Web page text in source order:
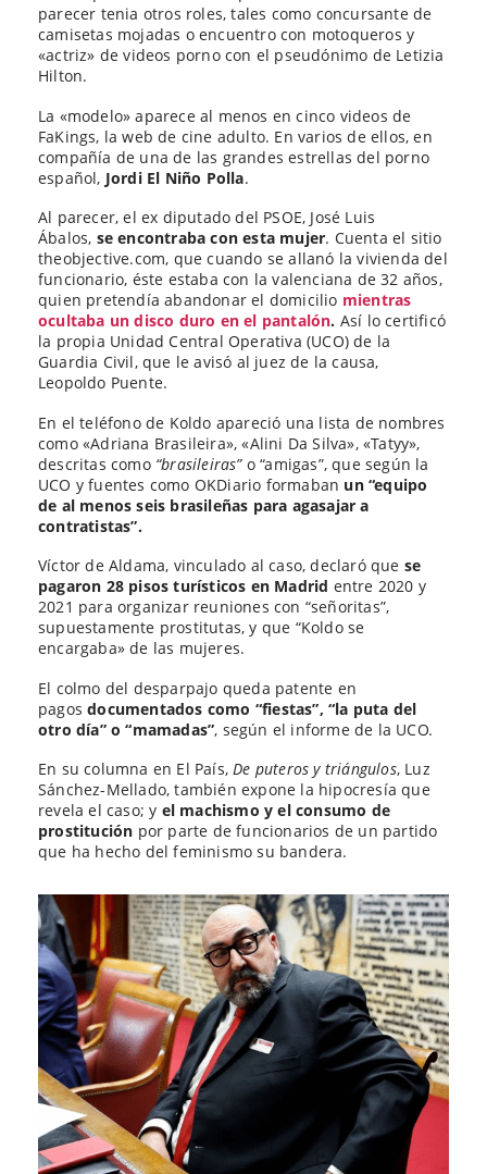
parecer tenia otros roles, tales como concursante de
camisetas mojadas o encuentro con motoqueros y
«actriz» de videos porno con el pseudónimo de Letizia
Hilton.
La «modelo» aparece al menos en cinco videos de
FaKings, la web de cine adulto. En varios de ellos, en
compañía de una de las grandes estrellas del porno
español, Jordi El Niño Polla.
Al parecer, el ex diputado del PSOE, José Luis
Ábalos, se encontraba con esta mujer. Cuenta el sitio
theobjective.com, que cuando se allanó la vivienda del
funcionario, éste estaba con la valenciana de 32 años,
quien pretendía abandonar el domicilio mientras
ocultaba un disco duro en el pantalón. Así lo certificó
la propia Unidad Central Operativa (UCO) de la
Guardia Civil, que le avisó al juez de la causa,
Leopoldo Puente.
En el teléfono de Koldo apareció una lista de nombres
como «Adriana Brasileira», «Alini Da Silva», «Tatyy»,
descritas como“brasileiras”o “amigas”, que según la
UCO y fuentes como OKDiario formaban un “equipo
de al menos seis brasileñas para agasajar a
contratistas”.
Víctor de Aldama, vinculado al caso, declaró que se
pagaron 28 pisos turísticos en Madrid entre 2020 y
2021 para organizar reuniones con “señoritas”,
supuestamente prostitutas, y que “Koldo se
encargaba» de las mujeres.
El colmo del desparpajo queda patente en
pagosdocumentados como “fiestas”, “la puta del
otro día” o “mamadas”, según el informe de la UCO.
En su columna en El País,De puteros y triángulos, Luz
Sánchez-Mellado, también expone la hipocresía que
revela el caso; y el machismo y el consumo de
prostitución por parte de funcionarios de un partido
que ha hecho del feminismo su bandera.